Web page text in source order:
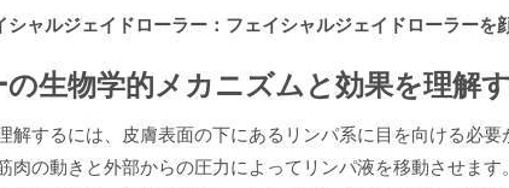
生物学的メカニズムと効果を理解
解するには 、皮膚表面の下にあるリンパ系に目を向ける必
肉の動きと外部からの圧力によってリンパ液を移動させま